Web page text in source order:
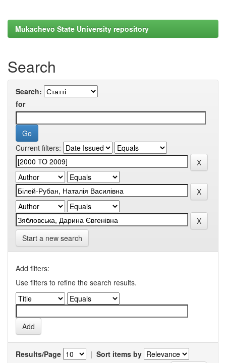
Mukachevo State University repository
Search
Search:
for
Current filters:
Start a new search
Add filters:
Use filters to refine the search results.
Results/Page | Sort items by